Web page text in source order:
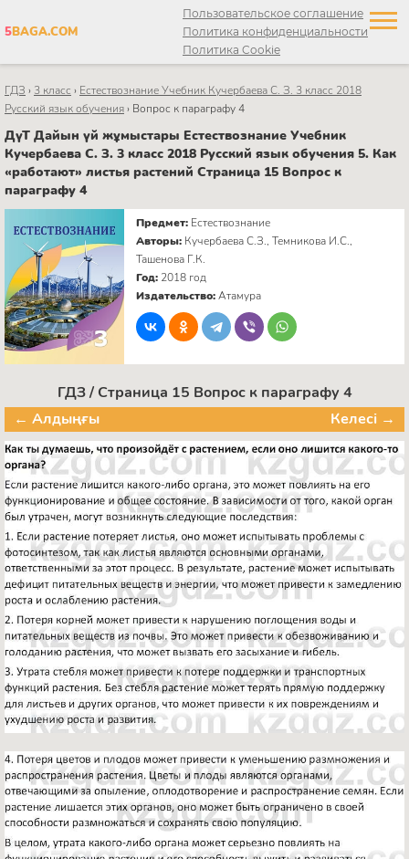
5BAGA.COM
Пользовательское соглашение
Политика конфиденциальности
Политика Cookie
ГДЗ › 3 класс › Естествознание Учебник Кучербаева C. З. 3 класс 2018
Русский язык обучения› Вопрос к параграфу 4
ДүТ Дайын үй жұмыстары Естествознание Учебник
Кучербаева C. З. 3 класс 2018 Русский язык обучения 5. Как
«работают» листья растений Страница 15 Вопрос к
параграфу 4
Предмет: Естествознание
Авторы: Кучербаева C.З., Темникова И.С.,
Ташенова Г.К.
Год: 2018 год
Издательство:Атамура
ГДЗ / Страница 15 Вопрос к параграфу 4
← Алдыңғы
Келесі →